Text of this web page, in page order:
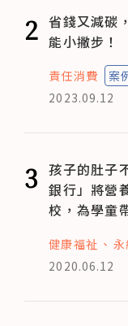
2 省錢又減碳
能小撇步！
責任消費
案
2023.09.12
3 孩子的肚子
銀行」將營
校，為學童
健康福祉
2020.06.12